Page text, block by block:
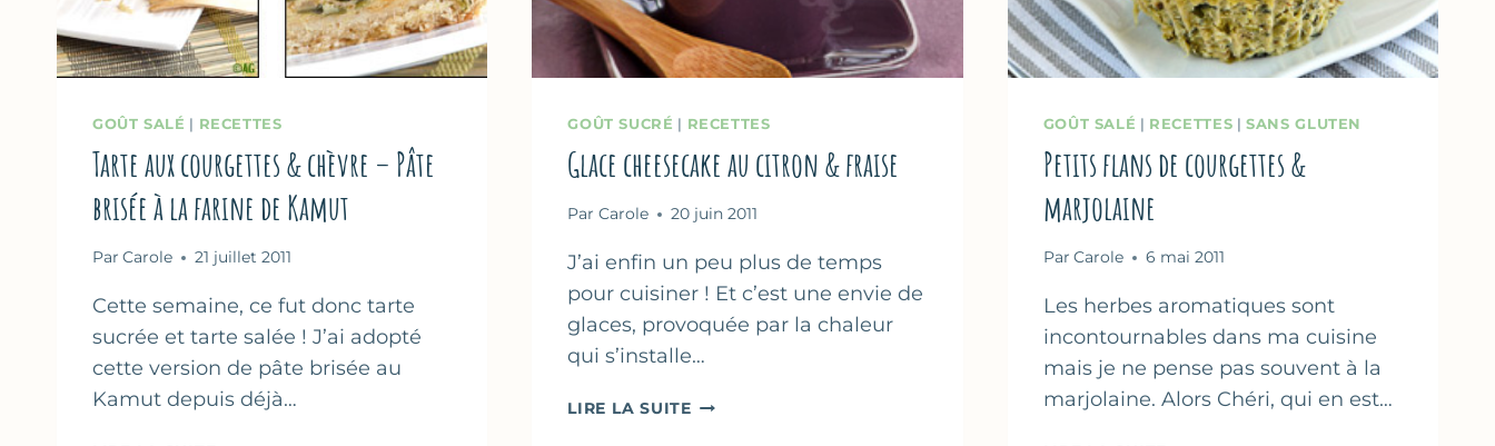
GOÛT SALÉ | RECETTES
Tarte aux courgettes & chèvre – Pâte
brisée à la farine de Kamut
Par Carole 21 juillet 2011
Cette semaine, ce fut donc tarte
sucrée et tarte salée ! J’ai adopté
cette version de pâte brisée au
Kamut depuis déjà…
GOÛT SUCRÉ | RECETTES
Glace cheesecake au citron & fraise
Par Carole 20 juin 2011
J’ai enfin un peu plus de temps
pour cuisiner ! Et c’est une envie de
glaces, provoquée par la chaleur
qui s’installe…
LIRE LA SUITEGLACE
GOÛT SALÉ | RECETTES |SANS GLUTEN
Petits flans de courgettes &
marjolaine
Par Carole 6 mai 2011
Les herbes aromatiques sont
incontournables dans ma cuisine
mais je ne pense pas souvent à la
marjolaine. Alors Chéri, qui en est…